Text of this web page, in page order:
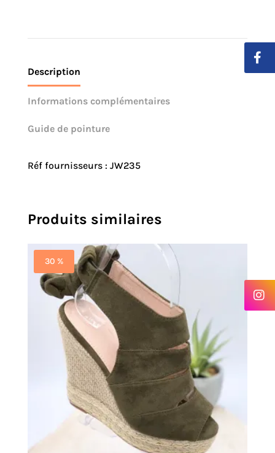
Description
Informations complémentaires
Guide de pointure
Réf fournisseurs : JW235
Produits similaires
30 %